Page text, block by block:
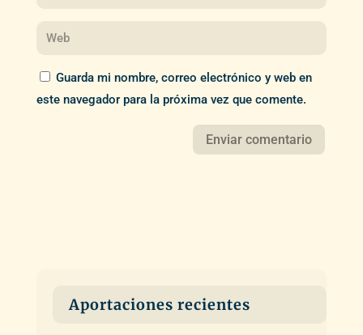
Guarda mi nombre, correo electrónico y web en
este navegador para la próxima vez que comente.
Aportaciones recientes